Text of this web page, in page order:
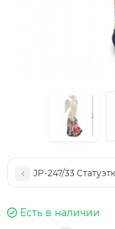
JP-247/33
Есть в наличии